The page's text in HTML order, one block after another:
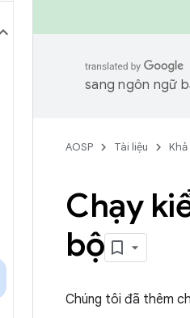
sang ngôn ngữ
AOSP Tài liệu
Chạy
bộ
Chúng tôi đã thêm